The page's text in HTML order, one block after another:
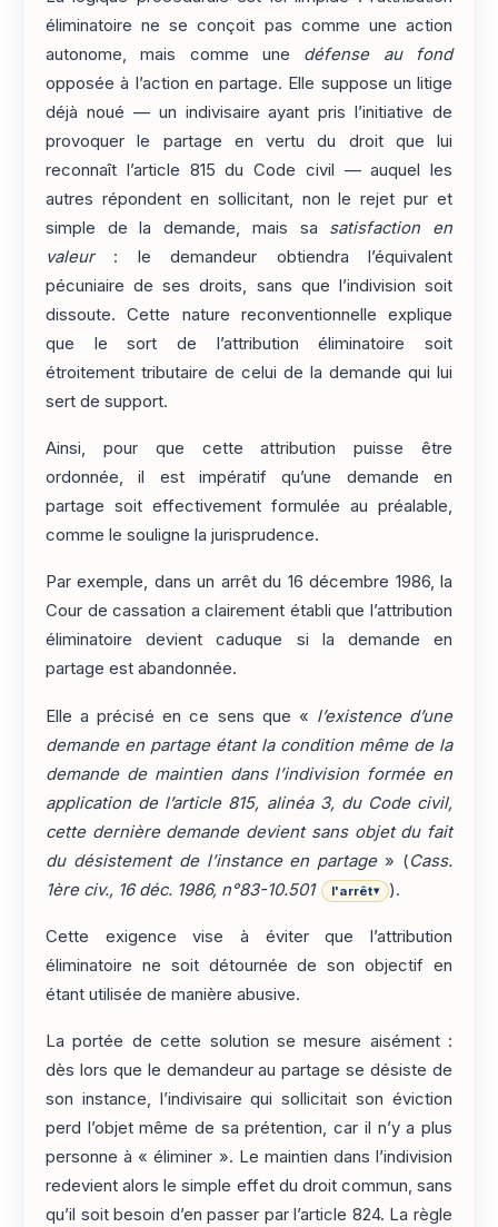
éliminatoire ne se conçoit pas comme une action
autonome, mais comme une défense au fond
opposée à l’action en partage. Elle suppose un litige
déjà noué — un indivisaire ayant pris l’initiative de
provoquer le partage en vertu du droit que lui
reconnaît l’article 815 du Code civil — auquel les
autres répondent en sollicitant, non le rejet pur et
simple de la demande, mais sa satisfaction en
valeur: le demandeur obtiendra l’équivalent
pécuniaire de ses droits, sans que l’indivision soit
dissoute. Cette nature reconventionnelle explique
que le sort de l’attribution éliminatoire soit
étroitement tributaire de celui de la demande qui lui
sert de support.
Ainsi, pour que cette attribution puisse être
ordonnée, il est impératif qu’une demande en
partage soit effectivement formulée au préalable,
comme le souligne la jurisprudence.
Par exemple, dans un arrêt du 16 décembre 1986, la
Cour de cassation a clairement établi que l’attribution
éliminatoire devient caduque si la demande en
partage est abandonnée.
Elle a précisé en ce sens que « l’existence d’une
demande en partage étant la condition même de la
demande de maintien dans l’indivision formée en
application de l’article 815, alinéa 3, du Code civil,
cette dernière demande devient sans objet du fait
du désistement de l’instance en partage» (Cass.
1ère civ., 16 déc. 1986, n°83-10.501
l'arrêt▾ ).
Cette exigence vise à éviter que l’attribution
éliminatoire ne soit détournée de son objectif en
étant utilisée de manière abusive.
La portée de cette solution se mesure aisément :
dès lors que le demandeur au partage se désiste de
son instance, l’indivisaire qui sollicitait son éviction
perd l’objet même de sa prétention, car il n’y a plus
personne à « éliminer ». Le maintien dans l’indivision
redevient alors le simple effet du droit commun, sans
qu’il soit besoin d’en passer par l’article 824. La règle